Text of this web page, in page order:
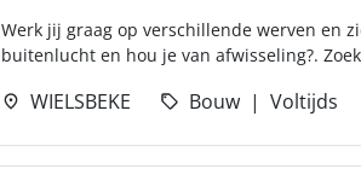
Werk jij graag op verschillende werven en
buitenlucht en hou je van afwisseling?.
WIELSBEKE Bouw Voltijds